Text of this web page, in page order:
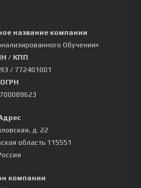
название компании
Обучения»
/ КПП
/ 772401001
ОГРН
д. 22
область 115551
компании